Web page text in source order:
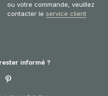
ou votre commande, veuillez
contacter le service client
informé ?